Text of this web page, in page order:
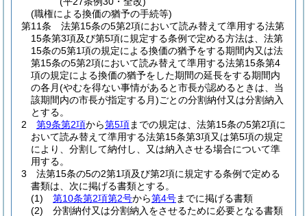
(職権による換価の猶予の手続等)
第11条
法第15条の5第2項において読み替えて準用する法第
15条第3項及び第5項に規定する条例で定める方法は、法第
15条の5第1項の規定による換価の猶予をする期間内又は法
第15条の5第2項において読み替えて準用する法第15条第4
項の規定による換価の猶予をした期間の延長をする期間内
の各月(やむを得ない事情があると市長が認めるときは、当
該期間内の市長が指定する月)ごとの分割納付又は分割納入
とする。
2
第9条第2項から第5項までの規定は、法第15条の5第2項に
おいて読み替えて準用する法第15条第3項又は第5項の規定
により、分割して納付し、又は納入させる場合について準
用する。
3
法第15条の5の2第1項及び第2項に規定する条例で定める
書類は、次に掲げる書類とする。
(1)
第10条第2項第2号から第4号までに掲げる書類
(2)
分割納付又は分割納入をさせるために必要となる書類